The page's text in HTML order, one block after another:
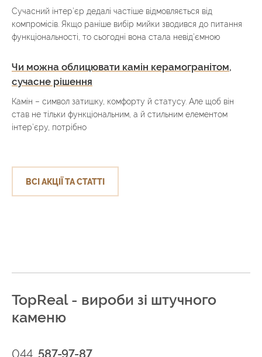
Сучасний інтер’єр дедалі частіше відмовляється від
компромісів. Якщо раніше вибір мийки зводився до питання
функціональності, то сьогодні вона стала невід’ємною
Чи можна облицювати камін керамогранітом,
сучасне рішення
Камін – символ затишку, комфорту й статусу. Але щоб він
став не тільки функціональним, а й стильним елементом
інтер’єру, потрібно
ВСІ АКЦІЇ ТА СТАТТІ
TopReal - вироби зі штучного
каменю
044 587-97-87